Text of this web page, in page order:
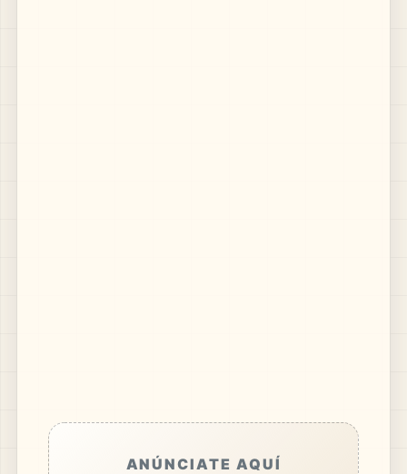
ANÚNCIATE AQUÍ